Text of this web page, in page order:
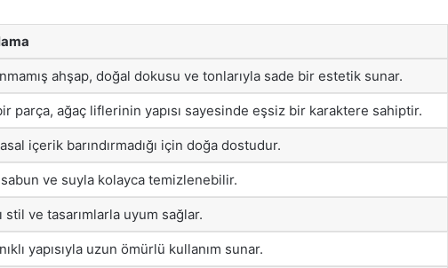
ahşap, doğal dokusu ve tonlarıyla sade bir estetik sunar.
parça, ağaç liflerinin yapısı sayesinde eşsiz bir karaktere sahiptir.
içerik barındırmadığı için doğa dostudur.
ve suyla kolayca temizlenebilir.
stil ve tasarımlarla uyum sağlar.
yapısıyla uzun ömürlü kullanım sunar.